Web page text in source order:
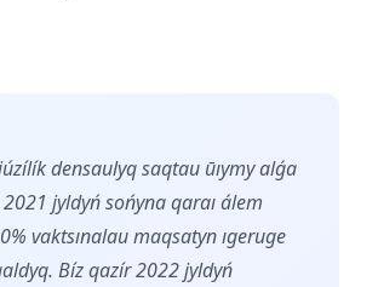
densaulyq saqtau ūıymy alǵa
2021 jyldyń sońyna qaraı álem
vaktsınalau maqsatyn ıgeruge
Bíz qazír 2022 jyldyń